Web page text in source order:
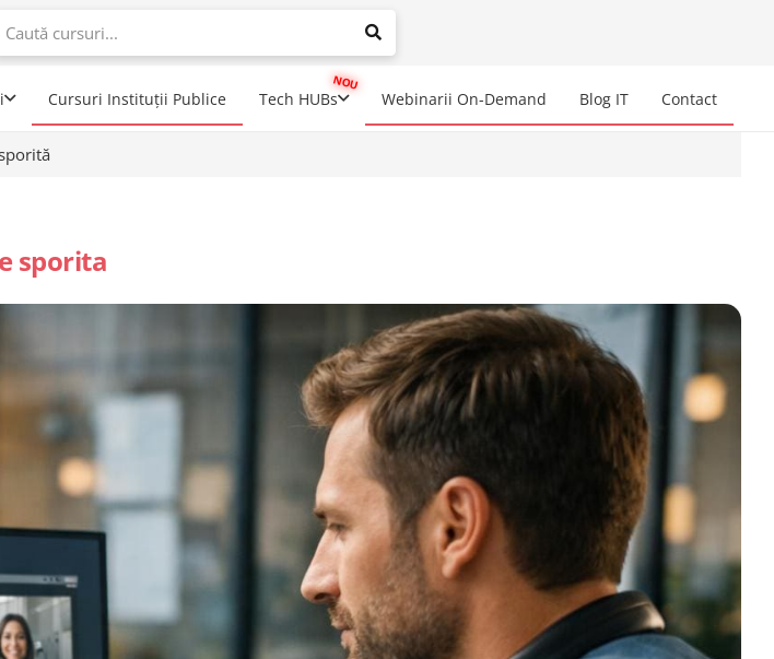
When autocomplete results are available use up and down arrows to
Cursuri Instituții Publice Tech HUBs Webinarii On-Demand Blog IT Contact
sporita